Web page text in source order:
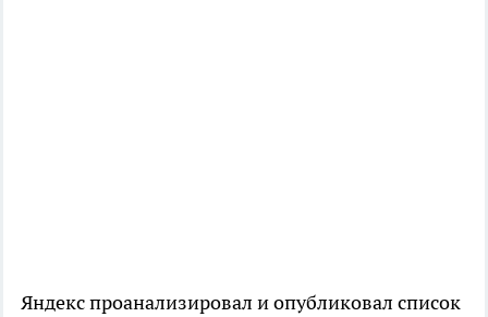
Яндекс проанализировал и опубликовал список